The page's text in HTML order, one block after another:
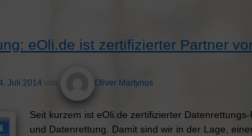
eOli.de ist zertifizierter Partner
Juli 2014 von Oliver Martynus
Seit kurzem ist eOli.de zertifizierter
und Datenrettung. Damit sind wir in der Lage,